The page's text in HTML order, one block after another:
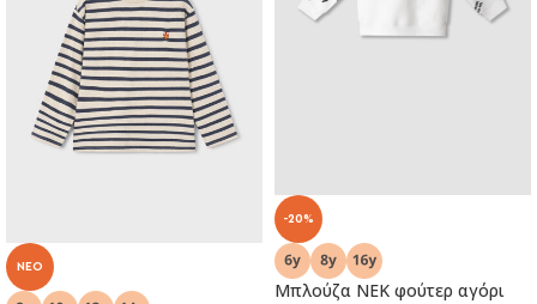
NEO
-20%
Μπλούζα ΝΕΚ φούτερ αγόρι